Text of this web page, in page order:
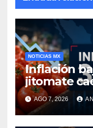
NOTICIAS MX
Inflación
jitomate
cebolla y
encarecen
AGO 7, 2026